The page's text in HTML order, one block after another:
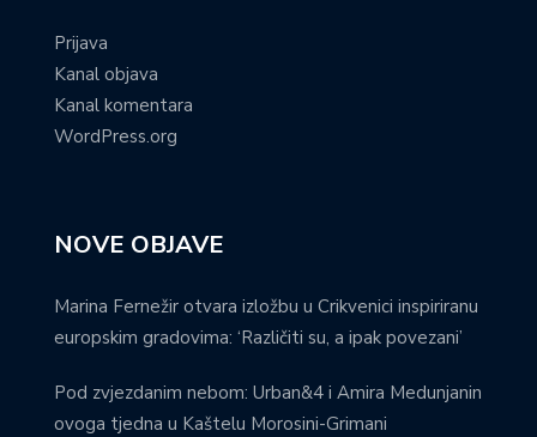
Prijava
Kanal objava
Kanal komentara
WordPress.org
NOVE OBJAVE
Marina Fernežir otvara izložbu u Crikvenici inspiriranu
europskim gradovima: ‘Različiti su, a ipak povezani’
Pod zvjezdanim nebom: Urban&4 i Amira Medunjanin
ovoga tjedna u Kaštelu Morosini-Grimani